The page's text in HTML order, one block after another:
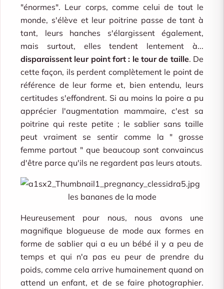
"énormes". Leur corps, comme celui de tout le
monde, s'élève et leur poitrine passe de tant à
tant, leurs hanches s'élargissent également,
mais surtout, elles tendent lentement à...
disparaissent leur point fort : le tour de taille. De
cette façon, ils perdent complètement le point de
référence de leur forme et, bien entendu, leurs
certitudes s'effondrent. Si au moins la poire a pu
apprécier l'augmentation mammaire, c'est sa
poitrine qui reste petite ; le sablier sans taille
peut vraiment se sentir comme la " grosse
femme partout " que beaucoup sont convaincus
d'être parce qu'ils ne regardent pas leurs atouts.
les bananes de la mode
Heureusement pour nous, nous avons une
magnifique blogueuse de mode aux formes en
forme de sablier qui a eu un bébé il y a peu de
temps et qui n'a pas eu peur de prendre du
poids, comme cela arrive humainement quand on
attend un enfant, et de se faire photographier.